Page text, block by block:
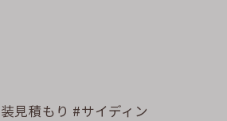
見積もり #サイディン